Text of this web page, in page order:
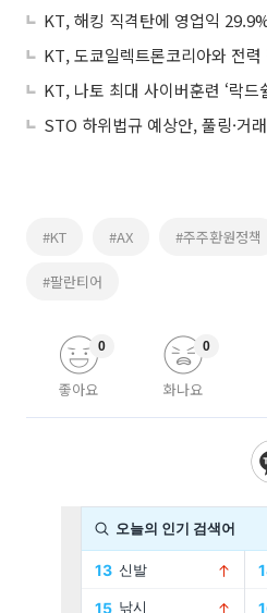
#KT #AX #주주환원정책
#팔란티어
좋아요
0
화나요
0